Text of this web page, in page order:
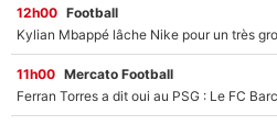
12h00 Football
11h00 Mercato Football